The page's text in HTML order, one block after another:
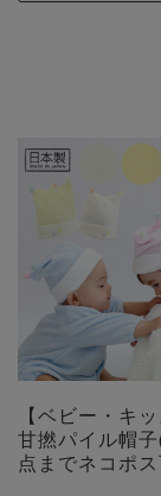
【ベビー・キ
甘撚パイル帽子
点までネコポス